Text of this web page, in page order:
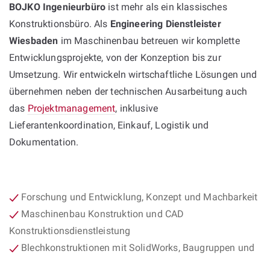
BOJKO Ingenieurbüro ist mehr als ein klassisches
Konstruktionsbüro. Als Engineering Dienstleister
Wiesbaden im Maschinenbau betreuen wir komplette
Entwicklungsprojekte, von der Konzeption bis zur
Umsetzung. Wir entwickeln wirtschaftliche Lösungen und
übernehmen neben der technischen Ausarbeitung auch
das Projektmanagement, inklusive
Lieferantenkoordination, Einkauf, Logistik und
Dokumentation.
Forschung und Entwicklung, Konzept und Machbarkeit
Maschinenbau Konstruktion und CAD
Konstruktionsdienstleistung
Blechkonstruktionen mit SolidWorks, Baugruppen und